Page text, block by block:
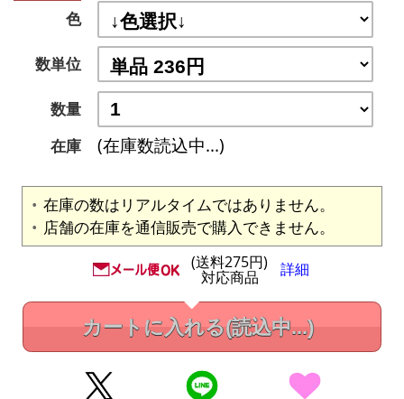
色
数単位
数量
在庫
(在庫数読込中...)
在庫の数はリアルタイムではありません。
店舗の在庫を通信販売で購入できません。
(送料275円)
対応商品 詳細
カートに入れる(読込中...)